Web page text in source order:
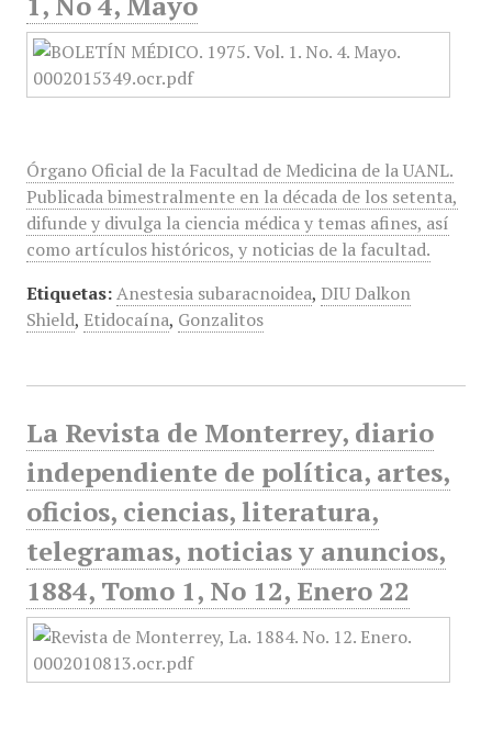
Órgano Oficial de la Facultad de Medicina de la UANL.
Publicada bimestralmente en la década de los setenta,
difunde y divulga la ciencia médica y temas afines, así
como artículos históricos, y noticias de la facultad.
Etiquetas: Anestesia subaracnoidea, DIU Dalkon
Shield, Etidocaína, Gonzalitos
La Revista de Monterrey, diario
independiente de política, artes,
oficios, ciencias, literatura,
telegramas, noticias y anuncios,
1884, Tomo 1, No 12, Enero 22